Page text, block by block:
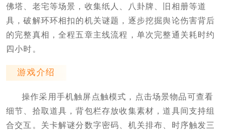
佛塔、老宅等场景，收集纸人、八卦牌、旧相册等道
具，破解环环相扣的机关谜题，逐步挖掘舆论伤害背后
的完整真相，全程五章主线流程，单次完整通关耗时约
四小时。
游戏介绍
操作采用手机触屏点触模式，点击场景物品可查看
细节、拾取道具，背包栏存放收集素材，道具间支持组
合交互。关卡解谜分数字密码、机关排布、时序触发三